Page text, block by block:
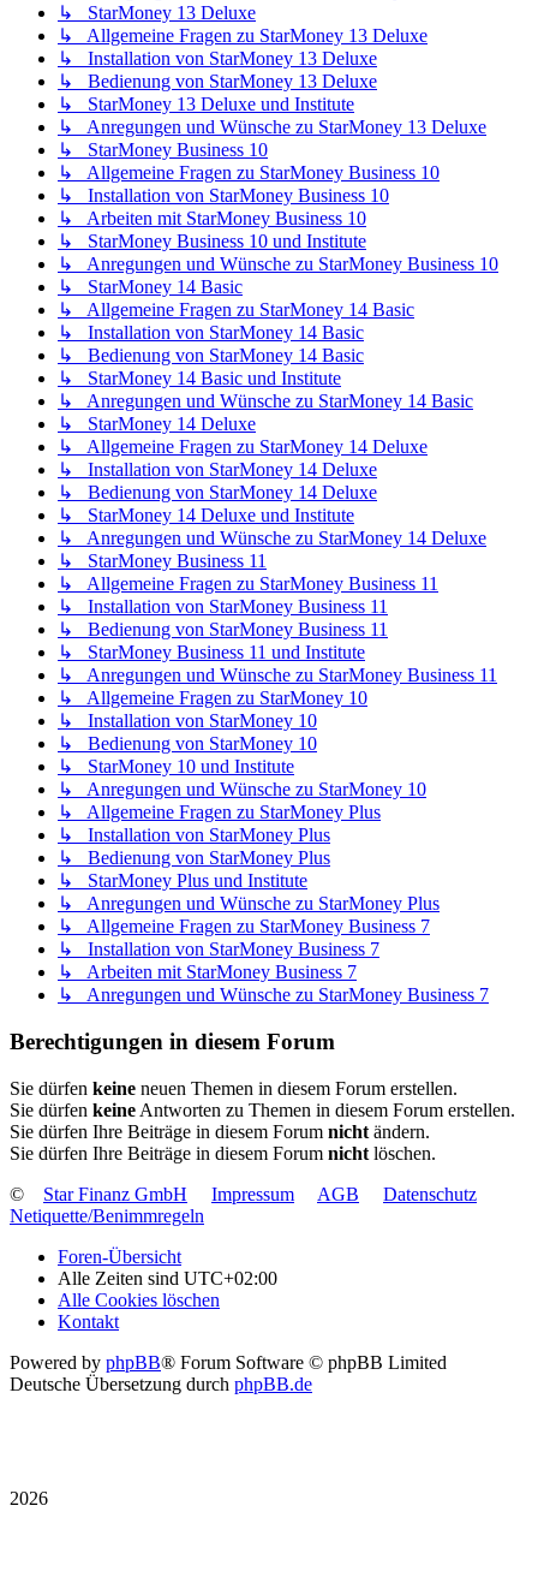
↳ StarMoney 13 Deluxe
↳ Allgemeine Fragen zu StarMoney 13 Deluxe
↳ Installation von StarMoney 13 Deluxe
↳ Bedienung von StarMoney 13 Deluxe
↳ StarMoney 13 Deluxe und Institute
↳ Anregungen und Wünsche zu StarMoney 13 Deluxe
↳ StarMoney Business 10
↳ Allgemeine Fragen zu StarMoney Business 10
↳ Installation von StarMoney Business 10
↳ Arbeiten mit StarMoney Business 10
↳ StarMoney Business 10 und Institute
↳ Anregungen und Wünsche zu StarMoney Business 10
↳ StarMoney 14 Basic
↳ Allgemeine Fragen zu StarMoney 14 Basic
↳ Installation von StarMoney 14 Basic
↳ Bedienung von StarMoney 14 Basic
↳ StarMoney 14 Basic und Institute
↳ Anregungen und Wünsche zu StarMoney 14 Basic
↳ StarMoney 14 Deluxe
↳ Allgemeine Fragen zu StarMoney 14 Deluxe
↳ Installation von StarMoney 14 Deluxe
↳ Bedienung von StarMoney 14 Deluxe
↳ StarMoney 14 Deluxe und Institute
↳ Anregungen und Wünsche zu StarMoney 14 Deluxe
↳ StarMoney Business 11
↳ Allgemeine Fragen zu StarMoney Business 11
↳ Installation von StarMoney Business 11
↳ Bedienung von StarMoney Business 11
↳ StarMoney Business 11 und Institute
↳ Anregungen und Wünsche zu StarMoney Business 11
↳ Allgemeine Fragen zu StarMoney 10
↳ Installation von StarMoney 10
↳ Bedienung von StarMoney 10
↳ StarMoney 10 und Institute
↳ Anregungen und Wünsche zu StarMoney 10
↳ Allgemeine Fragen zu StarMoney Plus
↳ Installation von StarMoney Plus
↳ Bedienung von StarMoney Plus
↳ StarMoney Plus und Institute
↳ Anregungen und Wünsche zu StarMoney Plus
↳ Allgemeine Fragen zu StarMoney Business 7
↳ Installation von StarMoney Business 7
↳ Arbeiten mit StarMoney Business 7
↳ Anregungen und Wünsche zu StarMoney Business 7
Berechtigungen in diesem Forum
Sie dürfen keine neuen Themen in diesem Forum erstellen.
Sie dürfen keine Antworten zu Themen in diesem Forum erstellen.
Sie dürfen Ihre Beiträge in diesem Forum nicht ändern.
Sie dürfen Ihre Beiträge in diesem Forum nicht löschen.
©
Star Finanz GmbH Impressum AGB
Datenschutz
Netiquette/Benimmregeln
Foren-Übersicht
Alle Zeiten sind UTC+02:00
Alle Cookies löschen
Kontakt
Powered by phpBB® Forum Software © phpBB Limited
Deutsche Übersetzung durch phpBB.de
2026